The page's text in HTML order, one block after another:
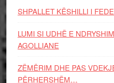
SHPALLET KËSHILLI I
LUMI SI UDHË E
AGOLLIANE
ZËMËRIM DHE PAS
PËRHERSHËM…